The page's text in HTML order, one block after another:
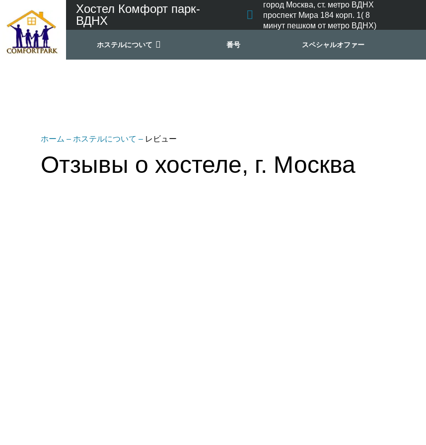
Хостел Комфорт парк-
ВДНХ
город Москва, ст. метро ВДНХ
проспект Мира 184 корп. 1( 8
минут пешком от метро ВДНХ)
ホステルについて 番号 スペシャルオファー
ホーム – ホステルについて – レビュー
Отзывы о хостеле, г. Москва